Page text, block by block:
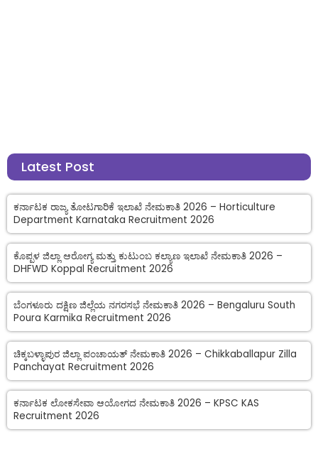
Latest Post
ಕರ್ನಾಟಕ ರಾಜ್ಯ ತೋಟಗಾರಿಕೆ ಇಲಾಖೆ ನೇಮಕಾತಿ 2026 – Horticulture
Department Karnataka Recruitment 2026
ಕೊಪ್ಪಳ ಜಿಲ್ಲಾ ಆರೋಗ್ಯ ಮತ್ತು ಕುಟುಂಬ ಕಲ್ಯಾಣ ಇಲಾಖೆ ನೇಮಕಾತಿ 2026 –
DHFWD Koppal Recruitment 2026
ಬೆಂಗಳೂರು ದಕ್ಷಿಣ ಜಿಲ್ಲೆಯ ನಗರಸಭೆ ನೇಮಕಾತಿ 2026 – Bengaluru South
Poura Karmika Recruitment 2026
ಚಿಕ್ಕಬಳ್ಳಾಪುರ ಜಿಲ್ಲಾ ಪಂಚಾಯತ್ ನೇಮಕಾತಿ 2026 – Chikkaballapur Zilla
Panchayat Recruitment 2026
ಕರ್ನಾಟಕ ಲೋಕಸೇವಾ ಆಯೋಗದ ನೇಮಕಾತಿ 2026 – KPSC KAS
Recruitment 2026